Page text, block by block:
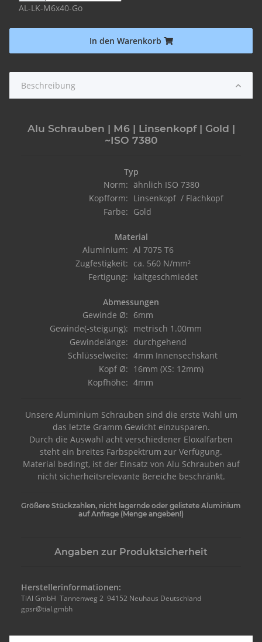
AL-LK-M6x40-Go
In den Warenkorb
Beschreibung
Alu Schrauben | M6 | Linsenkopf | Gold |
~ISO 7380
Typ
Norm: ähnlich ISO 7380
Kopfform: Linsenkopf / Flachkopf
Farbe: Gold
Material
Aluminium: Al 7075 T6
Zugfestigkeit: ca. 560 N/mm²
Fertigung: kaltgeschmiedet
Abmessungen
Gewinde Ø: 6mm
Gewinde(-steigung): metrisch 1.00mm
Gewindelänge: durchgehend
Schlüsselweite: 4mm Innensechskant
Kopf Ø: 16mm (XS: 12mm)
Kopfhöhe: 4mm
Unsere Aluminium Schrauben sind die erste Wahl um
das letzte Gramm Gewicht einzusparen.
Durch die Auswahl acht verschiedener Eloxalfarben
steht ein breites Farbspektrum zur Verfügung.
Material bedingt, ist der Einsatz von Alu Schrauben auf
nicht sicherheitsrelevante Bereiche beschränkt.
Größere Stückzahlen, nicht lagernde oder gelistete Aluminium
auf Anfrage (Menge angeben!)
Angaben zur Produktsicherheit
Herstellerinformationen:
TiAl GmbH Tannenweg 2 94152 Neuhaus Deutschland
gpsr@tial.gmbh